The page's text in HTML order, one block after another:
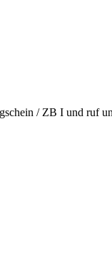
/ ZB I und ruf